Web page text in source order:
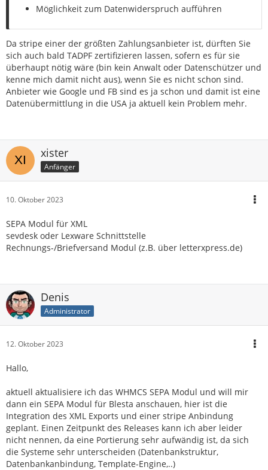
Möglichkeit zum Datenwiderspruch aufführen
Da stripe einer der größten Zahlungsanbieter ist, dürften Sie
sich auch bald TADPF zertifizieren lassen, sofern es für sie
überhaupt nötig wäre (bin kein Anwalt oder Datenschützer und
kenne mich damit nicht aus), wenn Sie es nicht schon sind.
Anbieter wie Google und FB sind es ja schon und damit ist eine
Datenübermittlung in die USA ja aktuell kein Problem mehr.
xister
Anfänger
10. Oktober 2023
SEPA Modul für XML
sevdesk oder Lexware Schnittstelle
Rechnungs-/Briefversand Modul (z.B. über letterxpress.de)
Denis
Administrator
12. Oktober 2023
Hallo,
aktuell aktualisiere ich das WHMCS SEPA Modul und will mir
dann ein SEPA Modul für Blesta anschauen, hier ist die
Integration des XML Exports und einer stripe Anbindung
geplant. Einen Zeitpunkt des Releases kann ich aber leider
nicht nennen, da eine Portierung sehr aufwändig ist, da sich
die Systeme sehr unterscheiden (Datenbankstruktur,
Datenbankanbindung, Template-Engine,..)